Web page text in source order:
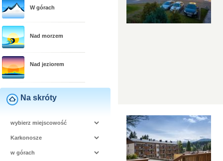
W górach
Nad morzem
Nad jeziorem
Na skróty